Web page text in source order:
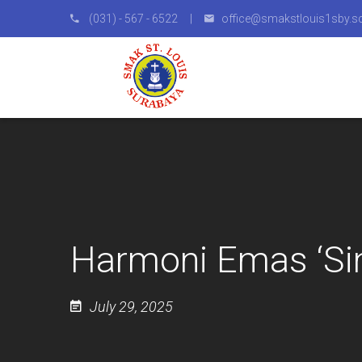
(031) - 567 - 6522 |
Harmoni Emas
July 29, 2025